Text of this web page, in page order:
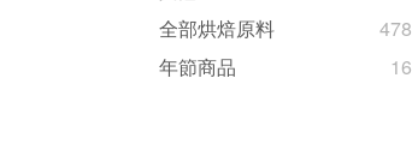
全部烘焙原料
478
年節商品
16